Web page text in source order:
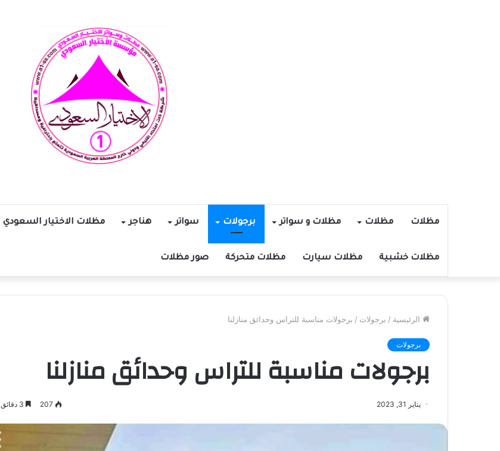
مظلات مظلات مظلات و سواتر برجولات سواتر هناجر مظلات الاختيار السعودي
مظلات خشبية مظلات سيارت مظلات متحركة صور مظلات
الرئيسية / برجولات / برجولات مناسبة للتراس وحدائق منازلنا
برجولات
برجولات مناسبة للتراس وحدائق منازلنا
يناير 31, 2023 207